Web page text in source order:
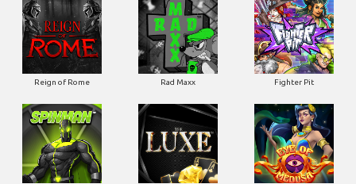
Reign of Rome Rad Maxx Fighter Pit